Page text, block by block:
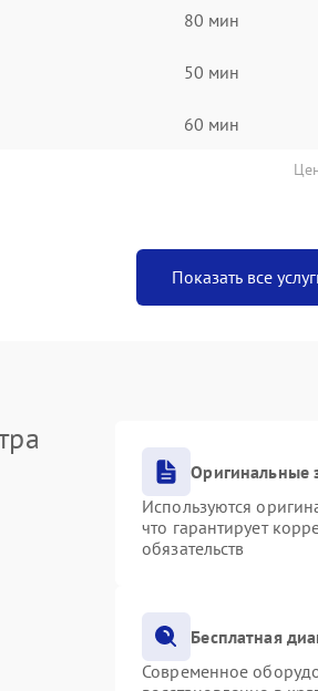
80 мин
50 мин
60 мин
Показать все
Оригинальные
Используются
что гарантирует
обязательств
Бесплатная
Современное